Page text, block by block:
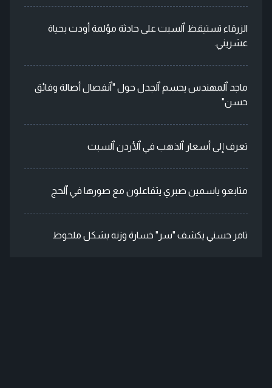
الزرقاء تستيقظ ٱلسبت على حادثة مؤلمة أودت بحياة
عشريني.
ماجد ٱلمهندس يحسم ٱلجدل حول "ٱنفصال أصالة وفائق
حسن"
تعرف إلى أسعار ٱلذهب في ٱلأردن ٱلسبت
متابعو ياسمين صبري يتفاعلون مع صورها في ٱلحج
تامر حسني يكشف "سر" خسارة وزنه بشكل ملحوظ